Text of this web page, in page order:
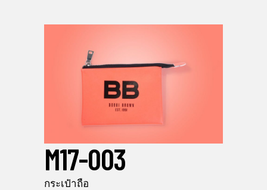
M17-003
กระเป๋าถือ